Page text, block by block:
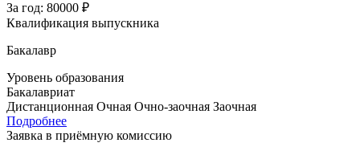
За год: 80000 ₽
Квалификация выпускника
Бакалавр
Уровень образования
Бакалавриат
Дистанционная Очная Очно-заочная Заочная
Подробнее
Заявка в приёмную комиссию